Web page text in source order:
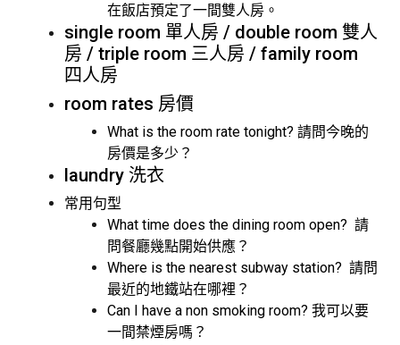
在飯店預定了一間雙人房。
single room 單人房 / double room 雙人
房 / triple room 三人房 / family room
四人房
room rates 房價
What is the room rate tonight? 請問今晚的
房價是多少？
laundry 洗衣
常用句型
What time does the dining room open? 請
問餐廳幾點開始供應？
Where is the nearest subway station? 請問
最近的地鐵站在哪裡？
Can I have a non smoking room? 我可以要
一間禁煙房嗎？